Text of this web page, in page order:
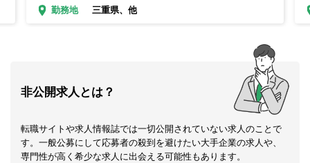
勤務地
三重県、他
非公開求人とは？
転職サイトや求人情報誌では一切公開されていない求人のことで
す。一般公募にして応募者の殺到を避けたい大手企業の求人や、
専門性が高く希少な求人に出会える可能性もあります。